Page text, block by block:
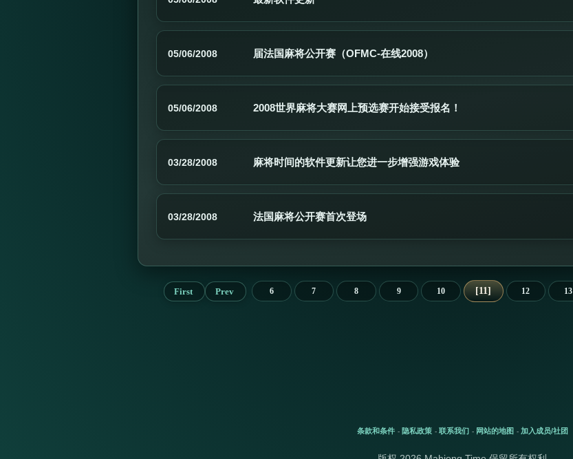
05/06/2008 届法国麻将公开赛（OFMC-在线2008）
05/06/2008 2008世界麻将大赛网上预选赛开始接受报名！
03/28/2008 麻将时间的软件更新让您进一步增强游戏体验
03/28/2008 法国麻将公开赛首次登场
First Prev 6 7 8 9 10 11 12 13
条款和条件 - 隐私政策 - 联系我们 - 网站的地图 - 加入成员/社团